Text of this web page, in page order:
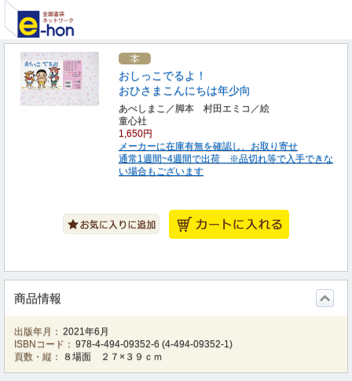
おしっこでるよ！
おひさまこんにちは年少向
あべしまこ／脚本 村田エミコ／絵
童心社
1,650円
メーカーに在庫有無を確認し、お取り寄せ
通常1週間~4週間で出荷 ※品切れ等で入手できな
い場合もございます
商品情報
出版年月： 2021年6月
ISBNコード： 978-4-494-09352-6 (4-494-09352-1)
頁数・縦：
８場面 ２７×３９ｃｍ